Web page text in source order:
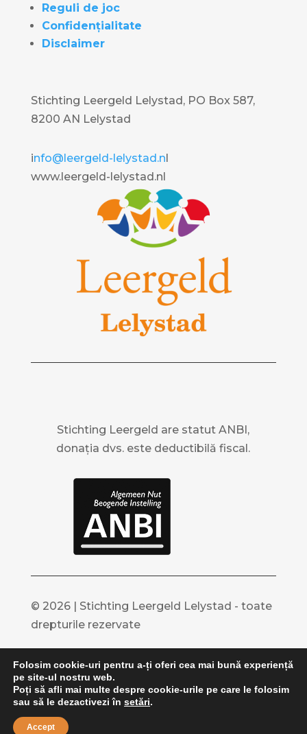
Reguli de joc
Confidențialitate
Disclaimer
Stichting Leergeld Lelystad, PO Box 587,
8200 AN Lelystad
info@leergeld-lelystad.n
www.leergeld-lelystad.nl
Stichting Leergeld are statut ANBI,
donația dvs. este deductibilă fiscal.
© 2026 | Stichting Leergeld Lelystad - toate
drepturile rezervate
Folosim cookie-uri pentru a-ți oferi cea mai bună experiență
pe site-ul nostru web.
Poți să afli mai multe despre cookie-urile pe care le folosim
sau să le dezactivezi în setări.
Accept
Nederlands English
العربية
Български
Polski Русский
Türkçe